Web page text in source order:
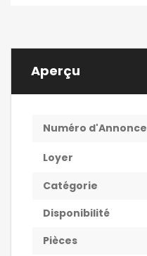
Aperçu
Numéro d'Annonce
Loyer
Catégorie
Disponibilité
Pièces